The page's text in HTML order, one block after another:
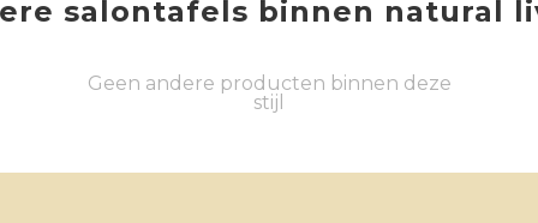
salontafels binnen natural
Geen andere producten binnen deze
stijl